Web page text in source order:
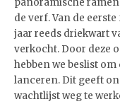
de verf. Van de
jaar reeds driekwart
verkocht. Door deze
hebben we beslist om
lanceren. Dit geeft
wachtlijst weg te